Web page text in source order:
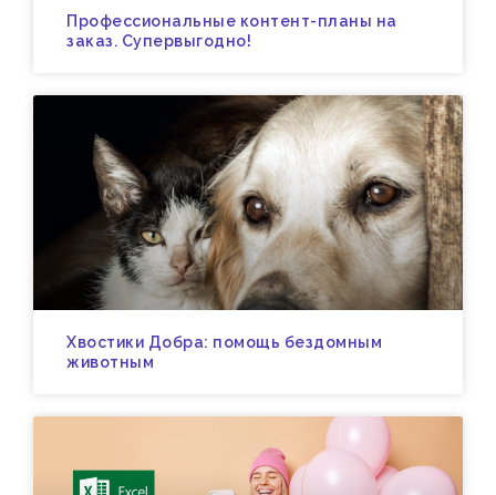
Профессиональные контент-планы на
заказ. Супервыгодно!
Хвостики Добра: помощь бездомным
животным